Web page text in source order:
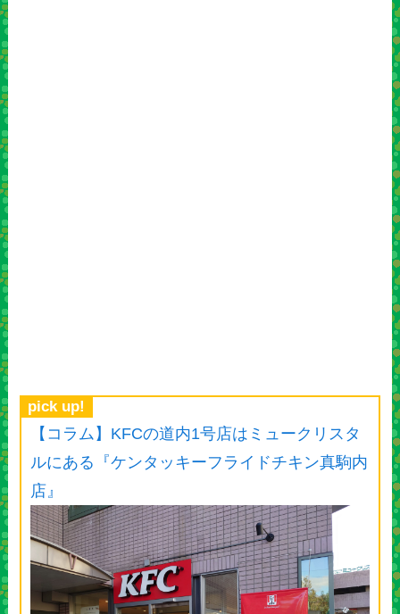
pick up!
【コラム】KFCの道内1号店はミュークリスタ
ルにある『ケンタッキーフライドチキン真駒内
店』